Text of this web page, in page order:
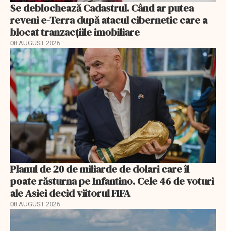
Se deblochează Cadastrul. Când ar putea
reveni e-Terra după atacul cibernetic care a
blocat tranzacțiile imobiliare
08 AUGUST 2026
Planul de 20 de miliarde de dolari care îl
poate răsturna pe Infantino. Cele 46 de voturi
ale Asiei decid viitorul FIFA
08 AUGUST 2026